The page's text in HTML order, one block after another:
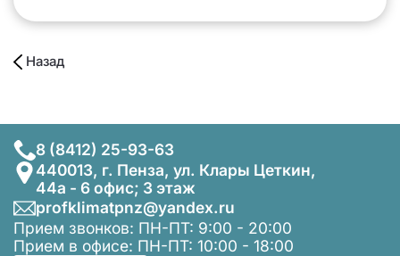
Назад
8 (8412) 25-93-63
440013, г. Пенза, ул. Клары Цеткин,
44а - 6 офис; 3 этаж
profklimatpnz@yandex.ru
Прием звонков: ПН-ПТ: 9:00 - 20:00
Прием в офисе: ПН-ПТ: 10:00 - 18:00